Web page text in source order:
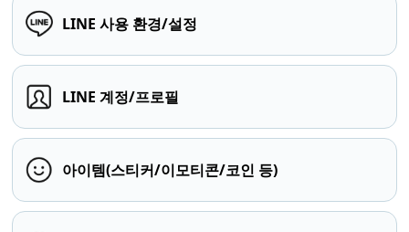
LINE 사용 환경/설정
LINE 계정/프로필
아이템(스티커/이모티콘/코인 등)